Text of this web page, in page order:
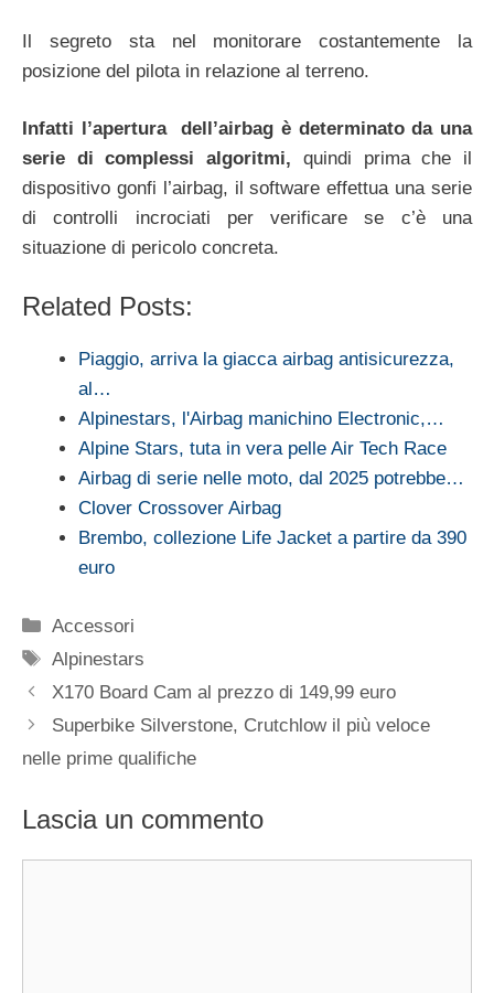
Il segreto sta nel monitorare costantemente la
posizione del pilota in relazione al terreno.
Infatti l’apertura dell’airbag è determinato da una
serie di complessi algoritmi, quindi prima che il
dispositivo gonfi l’airbag, il software effettua una serie
di controlli incrociati per verificare se c’è una
situazione di pericolo concreta.
Related Posts:
Piaggio, arriva la giacca airbag antisicurezza,
al…
Alpinestars, l'Airbag manichino Electronic,…
Alpine Stars, tuta in vera pelle Air Tech Race
Airbag di serie nelle moto, dal 2025 potrebbe…
Clover Crossover Airbag
Brembo, collezione Life Jacket a partire da 390
euro
Categorie
Accessori
Tag
Alpinestars
X170 Board Cam al prezzo di 149,99 euro
Superbike Silverstone, Crutchlow il più veloce
nelle prime qualifiche
Lascia un commento